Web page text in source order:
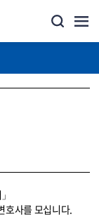
호사를 모십니다.